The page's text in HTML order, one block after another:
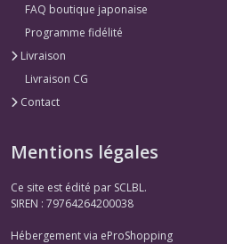
FAQ boutique japonaise
Programme fidélité
Livraison
Livraison CG
Contact
Mentions légales
Ce site est édité par SCLBL.
SIREN : 79764264200038
Hébergement via eProShopping